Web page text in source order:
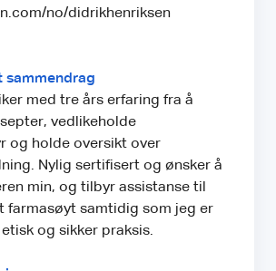
no/didrikhenriksen
sammendrag
med tre års erfaring fra å
vedlikeholde
og holde oversikt over
Nylig sertifisert og ønsker å
min, og tilbyr assistanse til
farmasøyt samtidig som jeg er
og sikker praksis.